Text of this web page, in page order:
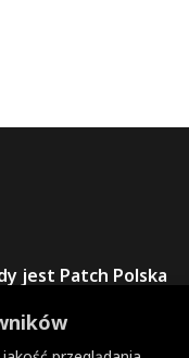
jest Patch Polska